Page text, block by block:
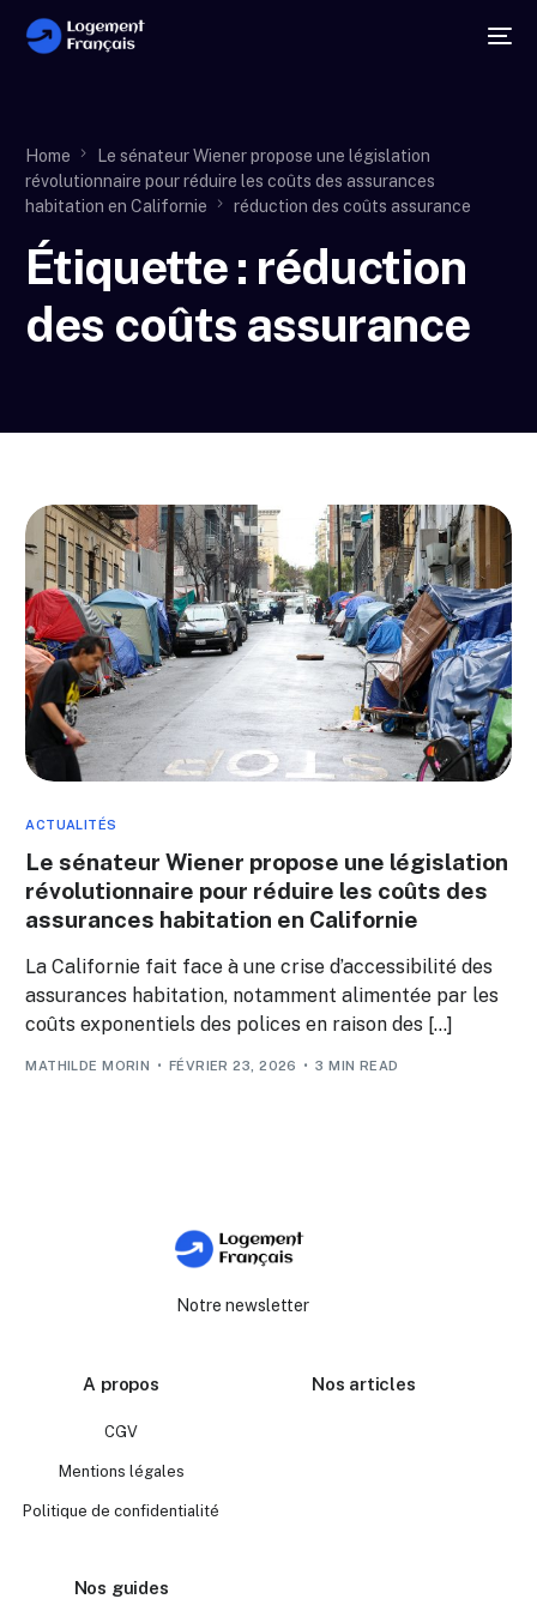
Home
Le sénateur Wiener propose une législation
révolutionnaire pour réduire les coûts des assurances
habitation en Californie
réduction des coûts assurance
Étiquette : réduction
des coûts assurance
ACTUALITÉS
Le sénateur Wiener propose une législation
révolutionnaire pour réduire les coûts des
assurances habitation en Californie
La Californie fait face à une crise d’accessibilité des
assurances habitation, notamment alimentée par les
coûts exponentiels des polices en raison des […]
MATHILDE MORIN FÉVRIER 23, 2026 3 MIN READ
Notre newsletter
A propos
CGV
Mentions légales
Politique de confidentialité
Nos articles
Nos guides